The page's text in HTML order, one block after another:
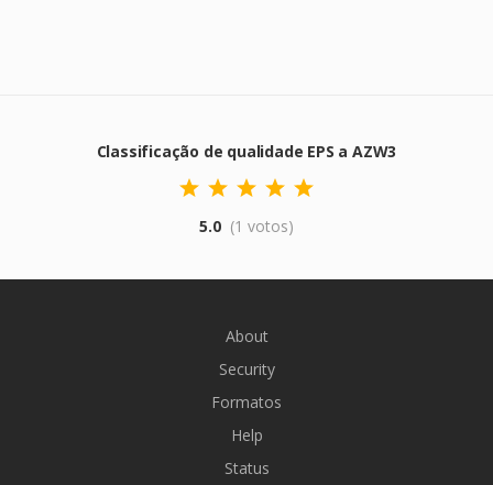
Classificação de qualidade EPS a AZW3
5.0 (1 votos)
About
Security
Formatos
Help
Status